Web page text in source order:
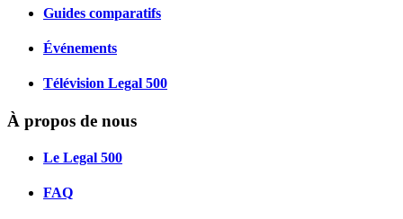
Guides comparatifs
Événements
Télévision Legal 500
À propos de nous
Le Legal 500
FAQ